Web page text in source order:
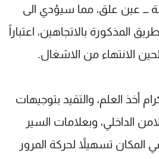
ـــ عين علق، مما سيؤدي الى
المذكورة بالاتجاهين، اعتباراً
أخذ العلم، والتقيد بتوجيهات
الداخلي، وبعلامات السير
المكان تسهيلاً لحركة المرور